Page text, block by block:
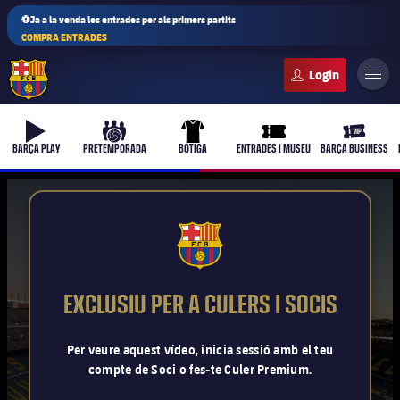
⚽Ja a la venda les entrades per als primers partits
COMPRA ENTRADES
b-play
BARÇA PLAY
culers-ball
PRETEMPORADA
uniform
BOTIGA
ticket-full
ENTRADES I MUSEU
ticket-
BARÇA BUSINESS
Actualitat
Barça Atlètic
plusicon
FCB Barcelona badge
EXCLUSIU PER A CULERS I SOCIS
Per veure aquest vídeo, inicia sessió amb el teu
compte de Soci o fes-te Culer Premium.